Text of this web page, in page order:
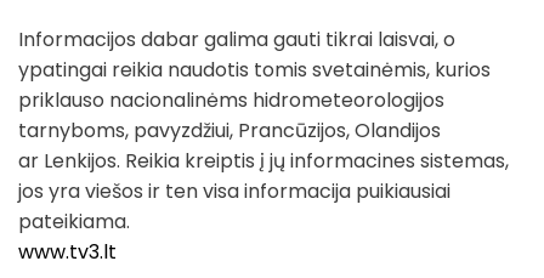
Informacijos dabar galima gauti tikrai laisvai, o
ypatingai reikia naudotis tomis svetainėmis, kurios
priklauso nacionalinėms hidrometeorologijos
tarnyboms, pavyzdžiui, Prancūzijos, Olandijos
ar Lenkijos. Reikia kreiptis į jų informacines sistemas,
jos yra viešos ir ten visa informacija puikiausiai
pateikiama.
www.tv3.lt